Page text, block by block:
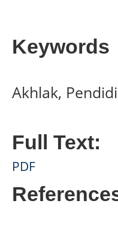
Keywords
Akhlak,
Full Text:
PDF